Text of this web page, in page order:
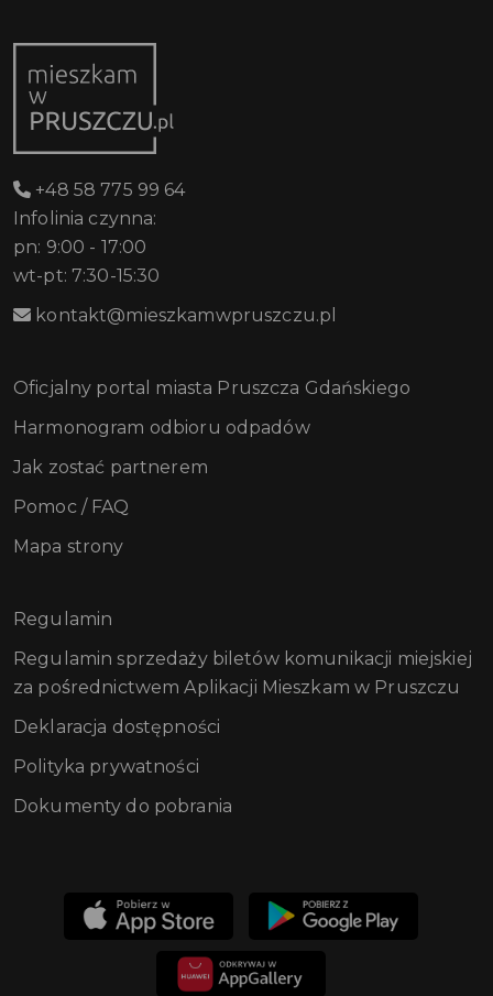
+48 58 775 99 64
Infolinia czynna:
pn: 9:00 - 17:00
wt-pt: 7:30-15:30
kontakt@mieszkamwpruszczu.pl
Oficjalny portal miasta Pruszcza Gdańskiego
Harmonogram odbioru odpadów
Jak zostać partnerem
Pomoc / FAQ
Mapa strony
Regulamin
Regulamin sprzedaży biletów komunikacji miejskiej
za pośrednictwem Aplikacji Mieszkam w Pruszczu
Deklaracja dostępności
Polityka prywatności
Dokumenty do pobrania